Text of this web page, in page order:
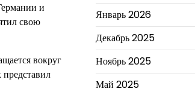
и
свою
вокруг
Январь 2026
Декабрь 2025
Ноябрь 2025
Май 2025